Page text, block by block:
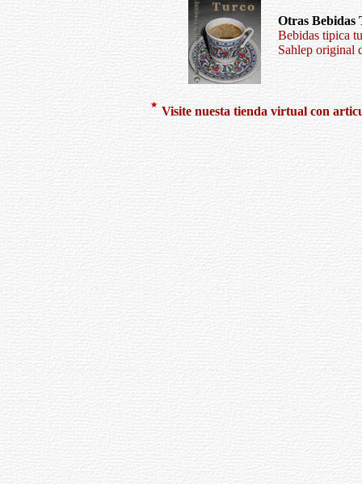
Otras Bebidas
Bebidas tipica
Sahlep original
Visite nuesta tienda virtual con